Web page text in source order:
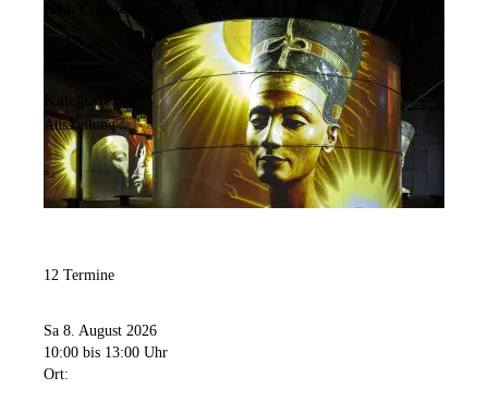
Culturespaces / Eric Spiller
Kategorie:
Ausstellung
12 Termine
Sa 8. August 2026
10:00 bis 13:00 Uhr
Ort: